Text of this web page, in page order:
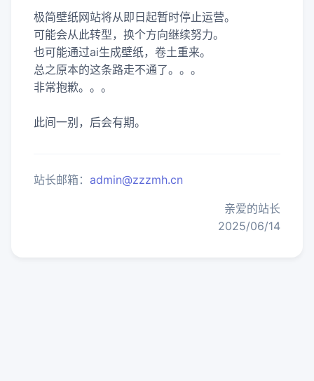
极简壁纸网站将从即日起暂时停止运营。
可能会从此转型，换个方向继续努力。
也可能通过ai生成壁纸，卷土重来。
总之原本的这条路走不通了。。。
非常抱歉。。。
站长邮箱： admin@zzzmh.cn
亲爱的站长
2025/06/14